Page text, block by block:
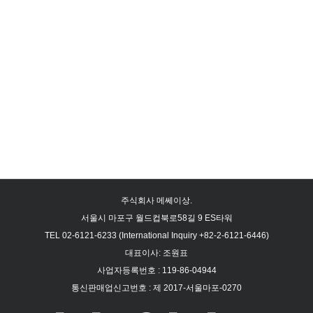
주식회사 메쎄이상.
서울시 마포구 월드컵북로58길 9 ES타워
TEL 02-6121-6233 (International Inquiry +82-2-6121-6446)
대표이사: 조원표
사업자등록번호 : 119-86-04944
통신판매업신고번호 : 제 2017-서울마포-0270